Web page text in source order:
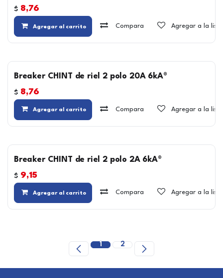
$ 8,76
Agregar al carrito Compara Agregar a la
Breaker CHINT de riel 2 polo 20A 6kA®
$ 8,76
Agregar al carrito Compara Agregar a la
Breaker CHINT de riel 2 polo 2A 6kA®
$ 9,15
Agregar al carrito Compara Agregar a la
1 2